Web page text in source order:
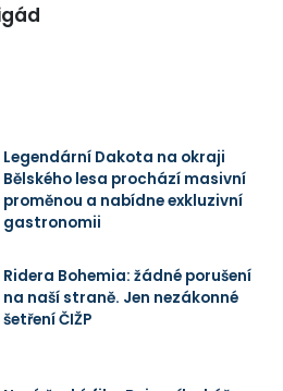
Legendární Dakota na okraji
Bělského lesa prochází masivní
proměnou a nabídne exkluzivní
gastronomii
Ridera Bohemia: žádné porušení
na naší straně. Jen nezákonné
šetření ČIŽP